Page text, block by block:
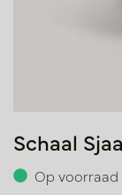
Schaal
Op voorraad